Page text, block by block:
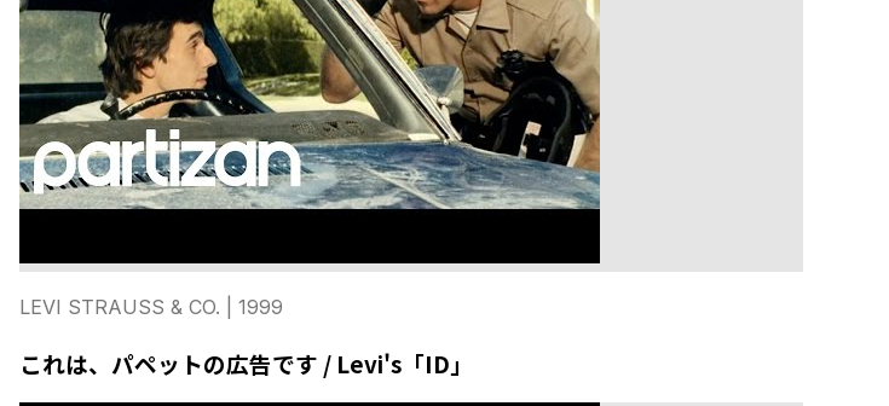
LEVI STRAUSS & CO. | 1999
これは、パペットの広告です / Levi's「ID」